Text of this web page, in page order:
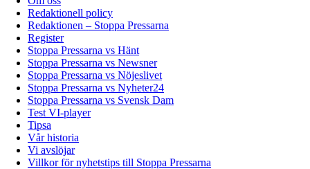
Redaktionell policy
Redaktionen – Stoppa Pressarna
Register
Stoppa Pressarna vs Hänt
Stoppa Pressarna vs Newsner
Stoppa Pressarna vs Nöjeslivet
Stoppa Pressarna vs Nyheter24
Stoppa Pressarna vs Svensk Dam
Test VI-player
Tipsa
Vår historia
Vi avslöjar
Villkor för nyhetstips till Stoppa Pressarna